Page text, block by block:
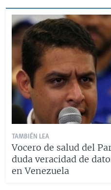
TAMBIÉN LEA
Vocero de salud del
duda veracidad de
en Venezuela